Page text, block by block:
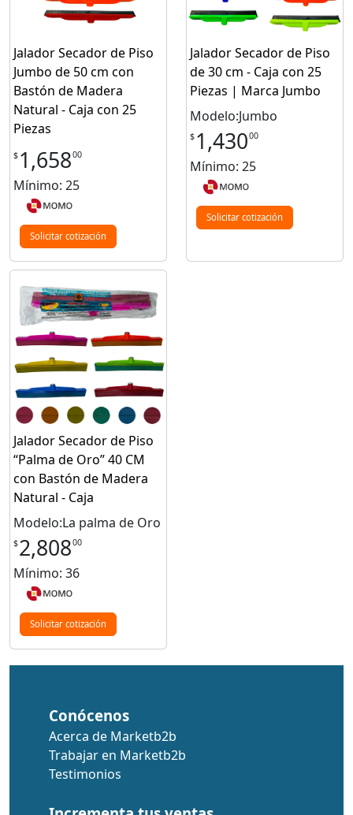
Jalador Secador de Piso
Jumbo de 50 cm con
Bastón de Madera
Natural - Caja con 25
Piezas
$ 1,65800
Mínimo: 25
Solicitar cotización
Jalador Secador de Piso
de 30 cm - Caja con 25
Piezas | Marca Jumbo
Modelo:Jumbo
$ 1,43000
Mínimo: 25
Solicitar cotización
Jalador Secador de Piso
“Palma de Oro” 40 CM
con Bastón de Madera
Natural - Caja
Modelo:La palma de Oro
$2,80800
Mínimo: 36
Solicitar cotización
Conócenos
Acerca de Marketb2b
Trabajar en Marketb2b
Testimonios